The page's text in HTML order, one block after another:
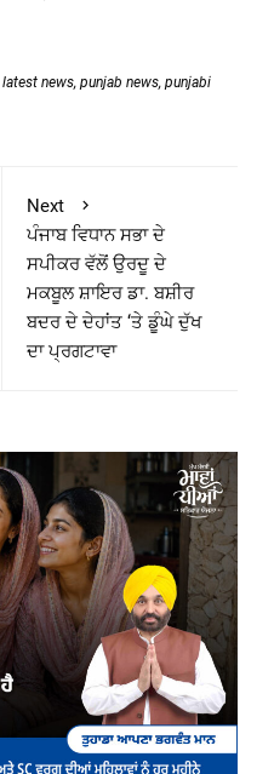
latest news, punjab news, punjabi
Next
ਪੰਜਾਬ ਵਿਧਾਨ ਸਭਾ ਦੇ
ਸਪੀਕਰ ਵੱਲੋਂ ਉਰਦੂ ਦੇ
ਮਕਬੂਲ ਸ਼ਾਇਰ ਡਾ. ਬਸ਼ੀਰ
ਬਦਰ ਦੇ ਦੇਹਾਂਤ ‘ਤੇ ਡੂੰਘੇ ਦੁੱਖ
ਦਾ ਪ੍ਰਗਟਾਵਾ